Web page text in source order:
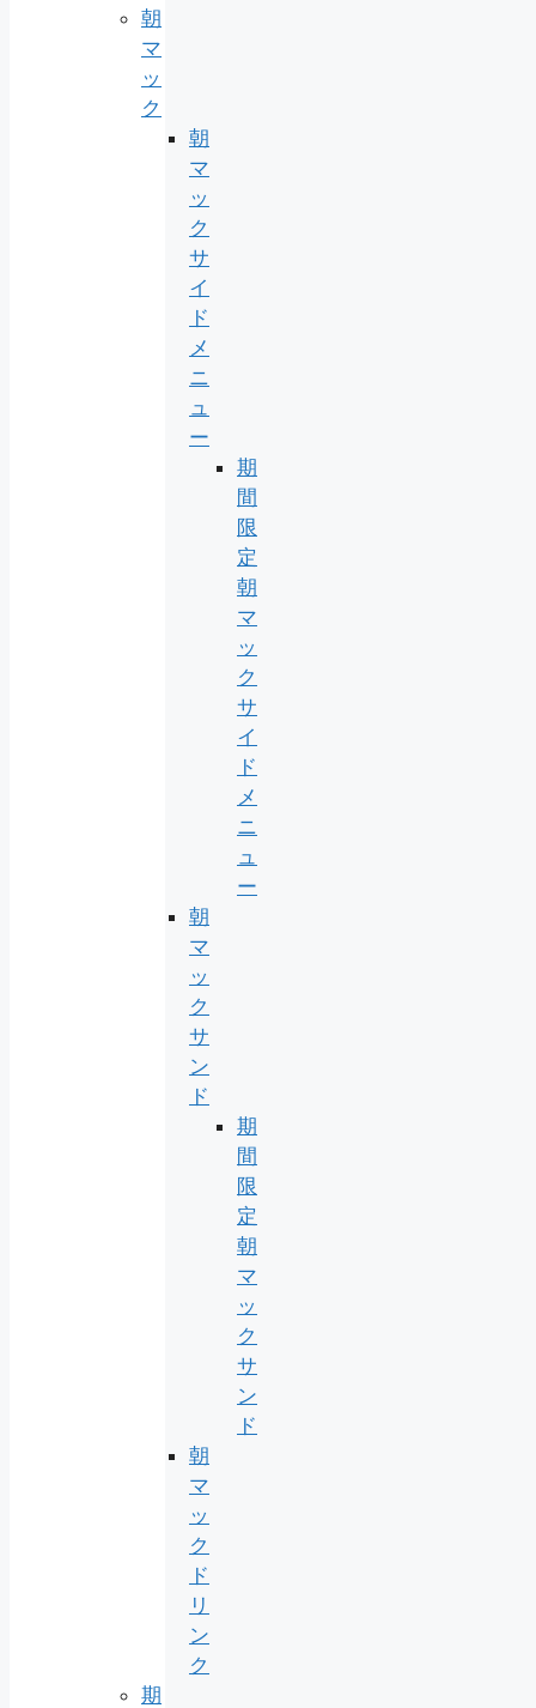
朝
マ
ッ
ク
朝
マ
ッ
ク
サ
イ
ド
メ
ニ
ュ
ー
期
間
限
定
朝
マ
ッ
ク
サ
イ
ド
メ
ニ
ュ
ー
朝
マ
ッ
ク
サ
ン
ド
期
間
限
定
朝
マ
ッ
ク
サ
ン
ド
朝
マ
ッ
ク
ド
リ
ン
ク
期